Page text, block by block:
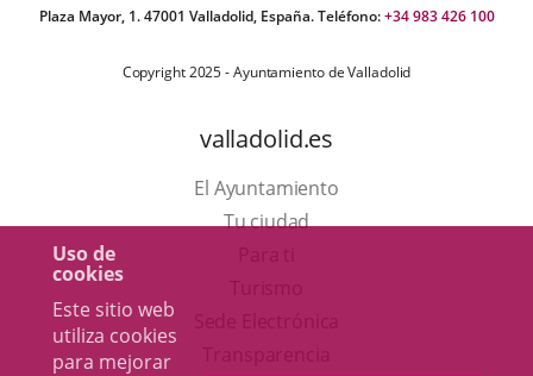
Uso de
cookies
Este sitio web
utiliza cookies
para mejorar
Plaza Mayor, 1. 47001 Valladolid, España. Teléfono:+34 983 426 100
Copyright 2025 - Ayuntamiento de Valladolid
valladolid.es
El Ayuntamiento
Tu ciudad